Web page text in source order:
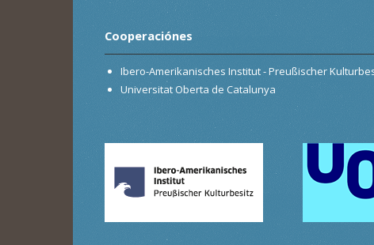
Cooperaciónes
Ibero-Amerikanisches Institut - Preußischer
Universitat Oberta de Catalunya